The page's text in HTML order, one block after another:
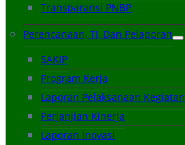
Transparansi PNBP
Perencanaan, TI, Dan Pelaporan
SAKIP
Program Kerja
Laporan Pelaksanaan Kegiatan
Perjanjian Kinerja
Laporan Inovasi